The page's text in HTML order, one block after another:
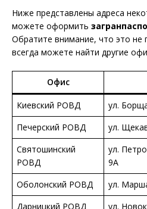
Ниже представлены адреса
можете оформить
Обратите внимание, что это не
всегда можете найти другие
Офис
Киевский РОВД
ул.
Печерский РОВД
ул.
Святошинский
РОВД
ул.
9А
Оболонский РОВД
ул.
Дарницкий РОВД
ул.